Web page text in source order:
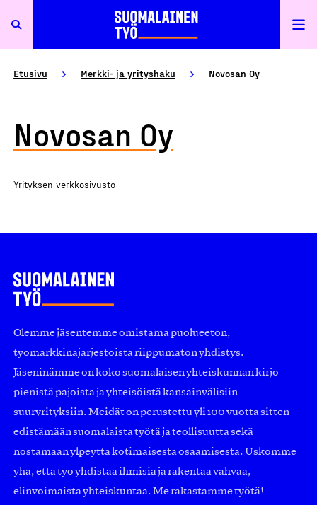
Etusivu Merkki- ja yrityshaku Novosan Oy
Novosan Oy
Yrityksen verkkosivusto
Olemme jäsentemme omistama puolueeton,
työmarkkinajärjestöistä riippumaton yhdistys.
Jäseninämme on koko suomalaisen yhteiskunnan kirjo
pienistä pajoista ja yhteisöistä kansainvälisiin
suuryrityksiin. Meidät on perustettu yli 100 vuotta sitten
edistämään suomalaista työtä ja teollisuutta sekä
nostamaan ylpeyttä kotimaisesta osaamisesta. Uskomme
yhä, että työ yhdistää ihmisiä ja rakentaa vahvaa,
elinvoimaista yhteiskuntaa. Me rakastamme työtä!